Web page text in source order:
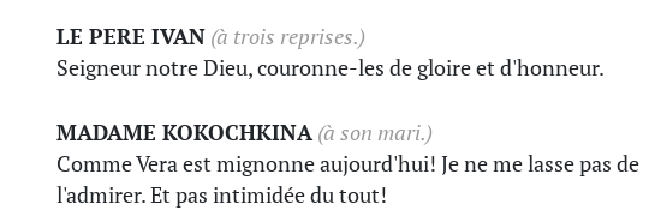
LE PERE IVAN (à trois reprises.)
Seigneur notre Dieu, couronne-les de gloire et d'honneur.
MADAME KOKOCHKINA(à son mari.)
Comme Vera est mignonne aujourd'hui! Je ne me lasse pas de
l'admirer. Et pas intimidée du tout!